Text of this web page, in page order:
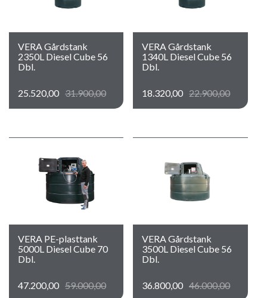
VERA Gårdstank
2350L Diesel Cube 56
Dbl.
25.520,00 31.900,00
VERA Gårdstank
1340L Diesel Cube 56
Dbl.
18.320,00 22.900,00
VERA PE-plasttank
5000L Diesel Cube 70
Dbl.
47.200,00 59.000,00
VERA Gårdstank
3500L Diesel Cube 56
Dbl.
36.800,00 46.000,00